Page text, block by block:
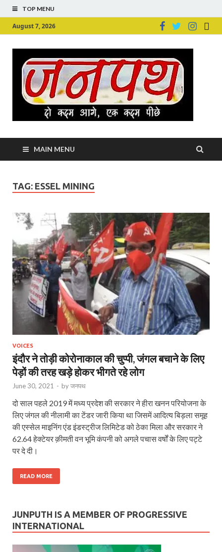
TOP MENU
August 7, 2026
MAIN MENU
TAG: ESSEL MINING
VOICES
इंदौर ने तोड़ी कोरोनाकाल की चुप्पी, जंगल बचाने के लिए
पेड़ों की तरह खड़े होकर भीगते रहे लोग
June 30, 2021 - byजनपथ
दो साल पहले 2019 में मध्य प्रदेश की सरकार ने हीरा खनन परियोजना के
लिए जंगल की नीलामी का टेंडर जारी किया था जिसमें आदित्य बिड़ला समूह
की एस्सेल माइनिंग एंड इंडस्ट्रीज लिमिटेड को ठेका मिला और सरकार ने
62.64 हेक्टेयर क़ीमती वन भूमि कंपनी को अगले पचास वर्षों के लिए पट्टे
पर दे दी।
READ MORE
JUNPUTH IS A MEMBER OF PROGRESSIVE
INTERNATIONAL